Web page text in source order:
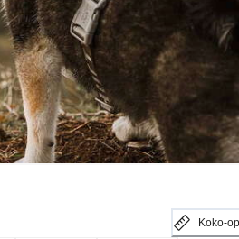
Koko-